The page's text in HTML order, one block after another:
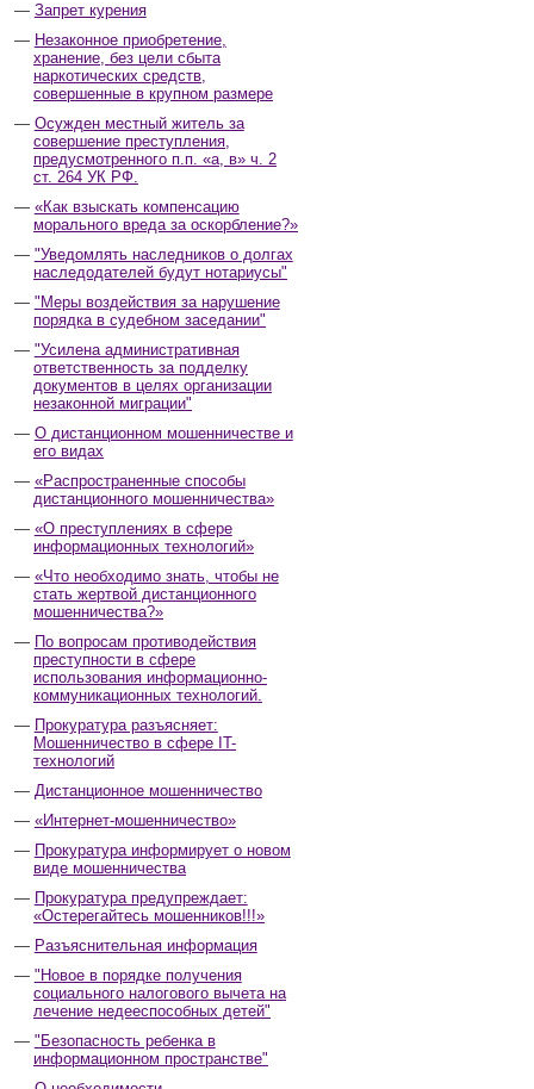
Запрет курения
Незаконное приобретение,
хранение, без цели сбыта
наркотических средств,
совершенные в крупном размере
Осужден местный житель за
совершение преступления,
предусмотренного п.п. «а, в» ч. 2
ст. 264 УК РФ.
«Как взыскать компенсацию
морального вреда за оскорбление?»
"Уведомлять наследников о долгах
наследодателей будут нотариусы"
"Меры воздействия за нарушение
порядка в судебном заседании"
"Усилена административная
ответственность за подделку
документов в целях организации
незаконной миграции"
О дистанционном мошенничестве и
его видах
«Распространенные способы
дистанционного мошенничества»
«О преступлениях в сфере
информационных технологий»
«Что необходимо знать, чтобы не
стать жертвой дистанционного
мошенничества?»
По вопросам противодействия
преступности в сфере
использования информационно-
коммуникационных технологий.
Прокуратура разъясняет:
Мошенничество в сфере IT-
технологий
Дистанционное мошенничество
«Интернет-мошенничество»
Прокуратура информирует о новом
виде мошенничества
Прокуратура предупреждает:
«Остерегайтесь мошенников!!!»
Разъяснительная информация
"Новое в порядке получения
социального налогового вычета на
лечение недееспособных детей"
"Безопасность ребенка в
информационном пространстве"